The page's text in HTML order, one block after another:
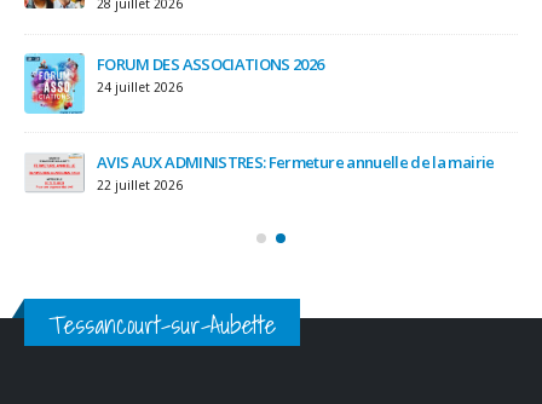
FORUM DES ASSOCIATIONS 2026
24 juillet 2026
AVIS AUX ADMINISTRES: Fermeture annuelle de la mairie
22 juillet 2026
Tessancourt-sur-Aubette